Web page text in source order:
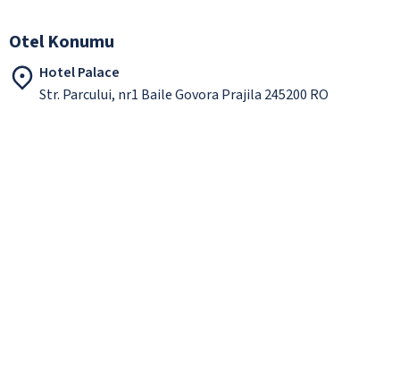
Otel Konumu
Hotel Palace
Str. Parcului, nr1 Baile Govora Prajila 245200 RO